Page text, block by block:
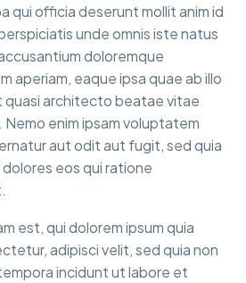
qui officia deserunt mollit anim id
unde omnis iste natus
doloremque
aperiam, eaque ipsa quae ab illo
architecto beatae vitae
enim ipsam voluptatem
aut odit aut fugit, sed quia
eos qui ratione
est, qui dolorem ipsum quia
adipisci velit, sed quia non
incidunt ut labore et